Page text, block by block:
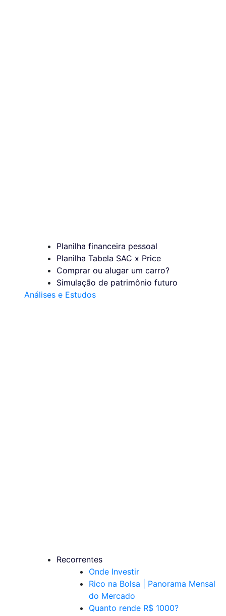
Planilha financeira pessoal
Planilha Tabela SAC x Price
Comprar ou alugar um carro?
Simulação de patrimônio futuro
Análises e Estudos
Recorrentes
Onde Investir
Rico na Bolsa | Panorama Mensal
do Mercado
Quanto rende R$ 1000?